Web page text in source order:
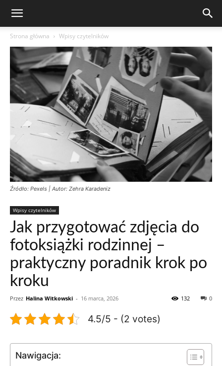
Strona główna Wpisy czytelników
Źródło: Pexels | Autor: Zehra Karadeniz
Wpisy czytelników
Jak przygotować zdjęcia do
fotoksiążki rodzinnej –
praktyczny poradnik krok po
kroku
Przez Halina Witkowski - 16 marca, 2026 0
132
4.5/5 - (2 votes)
Nawigacja: